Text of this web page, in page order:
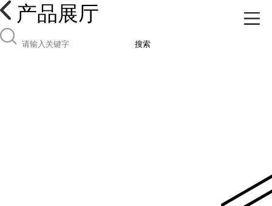
产品展厅
搜索